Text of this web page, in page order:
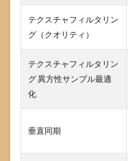
テクスチャフィルタリン
グ（クオリティ）
テクスチャフィルタリン
グ 異方性サンプル最適
化
垂直同期